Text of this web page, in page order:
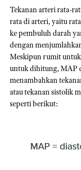
Tekanan arteri rata-
rata di arteri, yaitu
ke pembuluh darah
dengan
Meskipun rumit
untuk dihitung, MAP
menambahkan
atau tekanan sistolik
seperti berikut: